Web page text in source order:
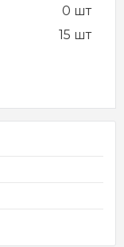
0 шт
15 шт